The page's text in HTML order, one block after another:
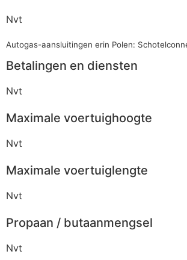
Nvt
Autogas-aansluitingen erin Polen:
Betalingen en diensten
Nvt
Maximale voertuighoogte
Nvt
Maximale voertuiglengte
Nvt
Propaan / butaanmengsel
Nvt